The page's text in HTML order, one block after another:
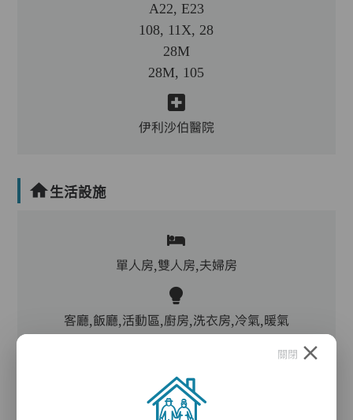
A22, E23
108, 11X, 28
28M
28M, 105
伊利沙伯醫院
生活設施
單人房,雙人房,夫婦房
客廳,飯廳,活動區,廚房,洗衣房,冷氣,暖氣
電動床,氣墊床,升降機,防滑扶手,助行器/拐杖,輪
椅
關閉